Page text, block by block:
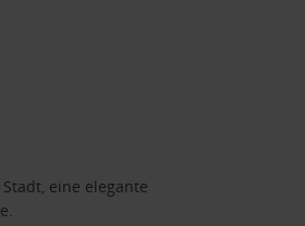
eine elegante